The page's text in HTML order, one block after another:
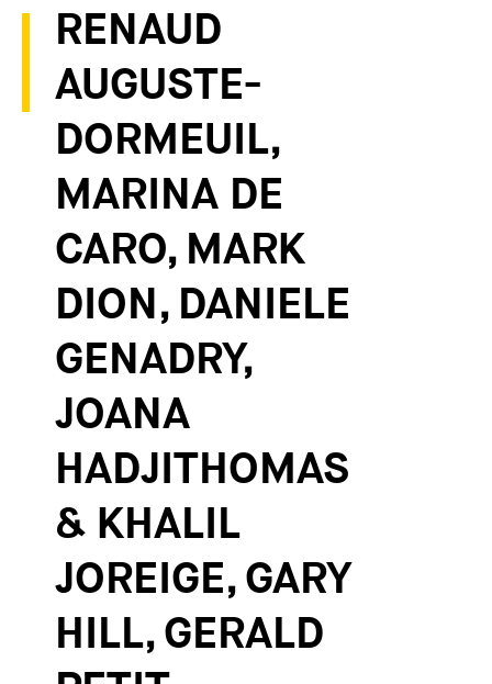
RENAUD
AUGUSTE-
DORMEUIL,
MARINA DE
CARO, MARK
DION, DANIELE
GENADRY,
JOANA
HADJITHOMAS
& KHALIL
JOREIGE, GARY
HILL, GERALD